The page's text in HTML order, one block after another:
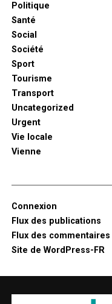
Politique
Santé
Social
Société
Sport
Tourisme
Transport
Uncategorized
Urgent
Vie locale
Vienne
Connexion
Flux des publications
Flux des commentaires
Site de WordPress-FR